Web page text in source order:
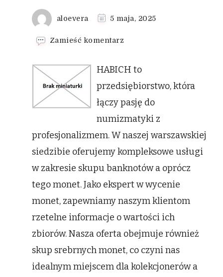
aloevera 5 maja, 2025
Zamieść komentarz
monet
profesjonalna
wycena
HABICH to
przedsiębiorstwo, która
łączy pasję do
numizmatyki z
profesjonalizmem. W naszej warszawskiej
siedzibie oferujemy kompleksowe usługi
w zakresie skupu banknotów a oprócz
tego monet. Jako ekspert w wycenie
monet, zapewniamy naszym klientom
rzetelne informacje o wartości ich
zbiorów. Nasza oferta obejmuje również
skup srebrnych monet, co czyni nas
idealnym miejscem dla kolekcjonerów a